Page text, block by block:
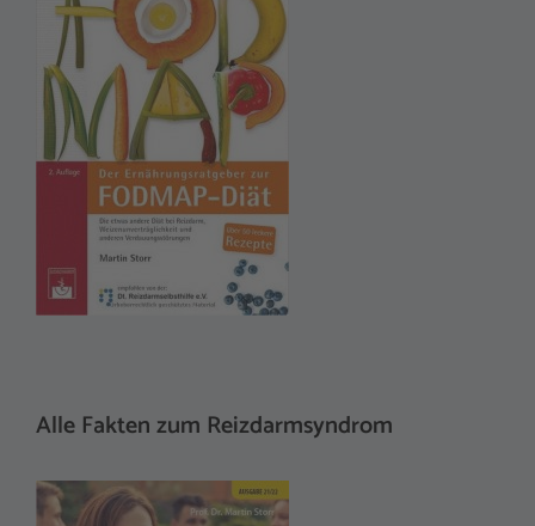
Alle Fakten zum Reizdarmsyndrom